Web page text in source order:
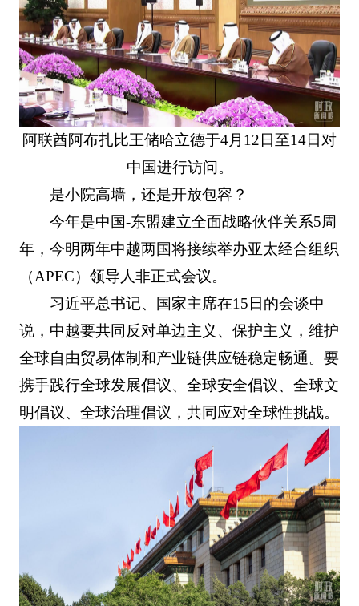
阿联酋阿布扎比王储哈立德于4月12日至14日对
中国进行访问。
是小院高墙，还是开放包容？
今年是中国-东盟建立全面战略伙伴关系5周
年，今明两年中越两国将接续举办亚太经合组织
（APEC）领导人非正式会议。
习近平总书记、国家主席在15日的会谈中
说，中越要共同反对单边主义、保护主义，维护
全球自由贸易体制和产业链供应链稳定畅通。要
携手践行全球发展倡议、全球安全倡议、全球文
明倡议、全球治理倡议，共同应对全球性挑战。